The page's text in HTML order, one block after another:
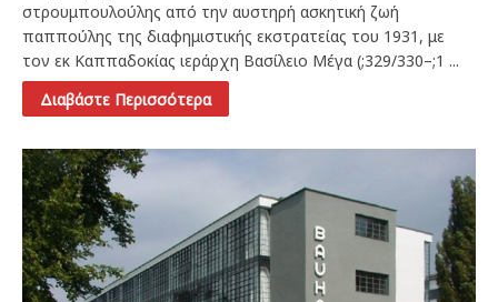
στρουμπουλούλης από την αυστηρή ασκητική ζωή
παππούλης της διαφημιστικής εκστρατείας του 1931, με
τον εκ Καππαδοκίας ιεράρχη Βασίλειο Μέγα (;329/330–;1 ...
Διαβάστε Περισσότερα